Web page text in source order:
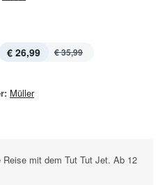
€ 26,99 € 35,99
Müller
Reise mit dem Tut Tut Jet. Ab 12